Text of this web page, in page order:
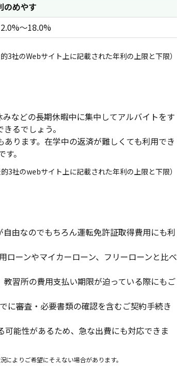
のめやす
～18.0%
3社のWebサイト上に記載された年利の上限と下限）
などの長期休暇中に集中してアルバイトをす
るでしょう。
ります。在学中の返済が難しくても利用でき
。
3社のwebサイト上に記載された年利の上限と下限）
由なのでもちろん運転免許証取得費用にも利
ーンやマイカーローン、フリーローンと比べ
習所の費用支払い期限が迫っている際にもご
に審査・必要書類の確認を含むご契約手続き
能性があるため、急な出費にも対応できま
よりご希望にそえない場合があります。